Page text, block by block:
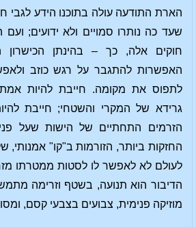
הארת התודעה עולה בתוכנו הידע לגבי
שעד כה נותרו סמויים ולא ידועים;
חוקים אלה, כך – בהינתן
האפשרות להתגבר על רגש כוזב
לתפוס את מקומה. חייבת להיות אמת
גרידא של המקרי והשטחי; חייבת
הזרמים התחתיים של הישות שעל
החזקות ביותר, הזורמות ב"קו" אמנותי,
לעולם לא לאפשר לו לסטות ממטרתו
הדיבור הוא תנועה, בשטף וזרימה
מוזיקה פנימית, צבועים בצבעי קסם,